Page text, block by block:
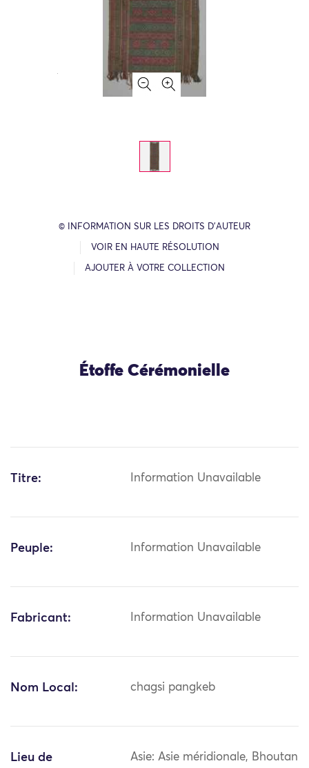
© INFORMATION SUR LES DROITS D’AUTEUR
VOIR EN HAUTE RÉSOLUTION
AJOUTER À VOTRE COLLECTION
Étoffe Cérémonielle
Titre: Information Unavailable
Peuple: Information Unavailable
Fabricant: Information Unavailable
Nom Local: chagsi pangkeb
Lieu de
Asie: Asie méridionale, Bhoutan